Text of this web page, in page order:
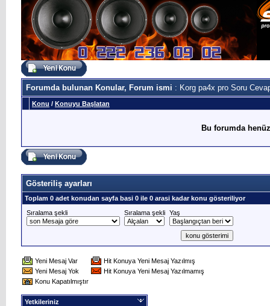
Forumda bulunan Konular, Forum ismi : Korg pa4x pro Soru
Konu / Konuyu Başlatan
Bu forumda
Gösteriliş ayarları
Toplam 0 adet konudan sayfa basi 0 ile 0 arasi kadar konu gösteriliyor
Sıralama şekli
Sıralama şekli Yaş
Yeni Mesaj Var
Hit Konuya Yeni Mesaj Yazılmış
Yeni Mesaj Yok
Hit Konuya Yeni Mesaj Yazılmamış
Konu Kapatılmıştır
Yetkileriniz